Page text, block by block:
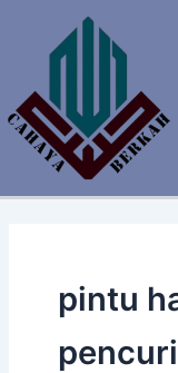
pintu
pencuri